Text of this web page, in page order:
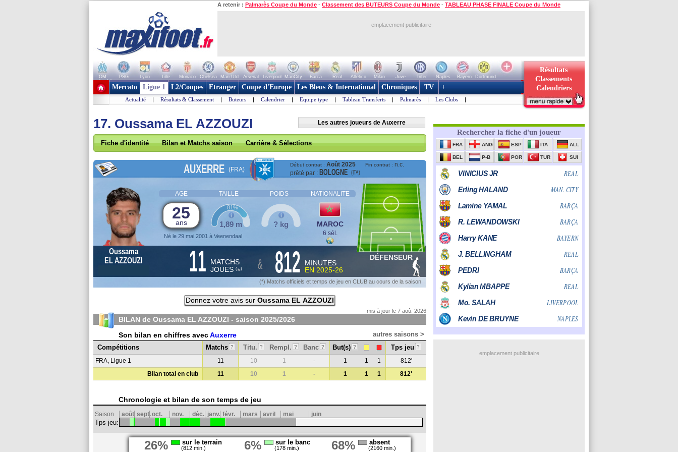
A retenir : Palmarès Coupe du Monde - Classement des BUTEURS Coupe du Monde - TABLEAU PHASE FINALE Coupe du Monde
emplacement publicitaire
OM PSG Lyon Lille Monaco Chelsea Man Utd Arsenal Liverpool ManCity Barca Real Atletico Milan Juve Inter Naples Bayern
Dortmund
+ de clubs
Résultats
Classements
Calendriers
Mercato Ligue 1 L2/Coupes Etranger Coupe d'Europe Les Bleus & International Chroniques TV +
Actualité | Résultats & Classement | Buteurs | Calendrier | Equipe type | Tableau Transferts | Palmarès | Les Clubs |
17. Oussama EL AZZOUZI Les autres joueurs de Auxerre
Fiche d'identité Bilan et Matchs saison Carrière & Sélections
AUXERRE (FRA)
Début contrat : Août 2025 Fin contrat : n.c.
prêté par : BOLOGNE (ITA)
AGE TAILLE POIDS NATIONALITE
25
ans
Né le 29 mai 2001 à Veenendaal
1,89 m
81%
? kg MAROC
6 sél.
Oussama
EL AZZOUZI
11 MATCHS
JOUES (*) & 812
MINUTES
EN 2025-26
DÉFENSEUR
(*) Matchs officiels et temps de jeu en CLUB au cours de la saison
Donnez votre avis sur Oussama EL AZZOUZI
mis à jour le 7 aoû. 2026
BILAN de Oussama EL AZZOUZI - saison 2025/2026
Son bilan en chiffres avecAuxerre
autres saisons >
Compétitions
Matchs ? Titu. ? Rempl. ? Banc ? But(s) ? Tps jeu ?
FRA, Ligue 1 11 10 1 - 1 1 1
812'
Bilan total en club
11 10 1 - 1 1 1 812'
Chronologie et bilan de son temps de jeu
Saison août sept.oct. nov. déc. janv. févr. mars avril mai juin
Tps jeu:
26% sur le terrain
(812 min.) 6% sur le banc
(178 min.) 68% absent
(2160 min.)
emplacement publicitaire